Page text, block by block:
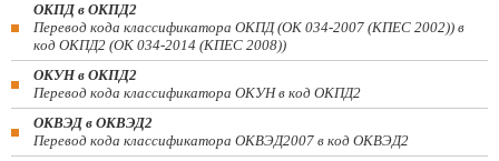
ОКПД в ОКПД2
Перевод кода классификатора ОКПД (ОК 034-2007 (КПЕС 2002)) в
код ОКПД2 (ОК 034-2014 (КПЕС 2008))
ОКУН в ОКПД2
Перевод кода классификатора ОКУН в код ОКПД2
ОКВЭД в ОКВЭД2
Перевод кода классификатора ОКВЭД2007 в код ОКВЭД2